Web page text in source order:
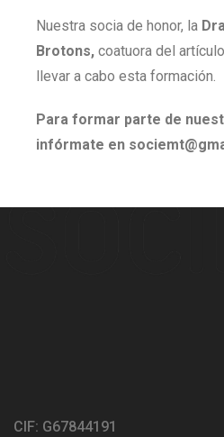
Nuestra socia de honor, la
Brotons, coatuora del
llevar a cabo esta formación.
Para formar parte de
infórmate en
CIF: G67844191